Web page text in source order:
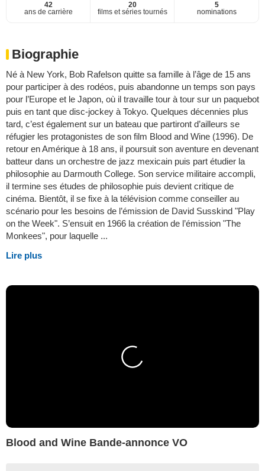
42
ans de carrière
20
films et séries tournés
5
nominations
Biographie
Né à New York, Bob Rafelson quitte sa famille à l’âge de 15 ans
pour participer à des rodéos, puis abandonne un temps son pays
pour l’Europe et le Japon, où il travaille tour à tour sur un paquebot
puis en tant que disc-jockey à Tokyo. Quelques décennies plus
tard, c’est également sur un bateau que partiront d’ailleurs se
réfugier les protagonistes de son film Blood and Wine (1996). De
retour en Amérique à 18 ans, il poursuit son aventure en devenant
batteur dans un orchestre de jazz mexicain puis part étudier la
philosophie au Darmouth College. Son service militaire accompli,
il termine ses études de philosophie puis devient critique de
cinéma. Bientôt, il se fixe à la télévision comme conseiller au
scénario pour les besoins de l’émission de David Susskind "Play
on the Week". S’ensuit en 1966 la création de l’émission "The
Monkees", pour laquelle ...
Lire plus
Blood and Wine Bande-annonce VO